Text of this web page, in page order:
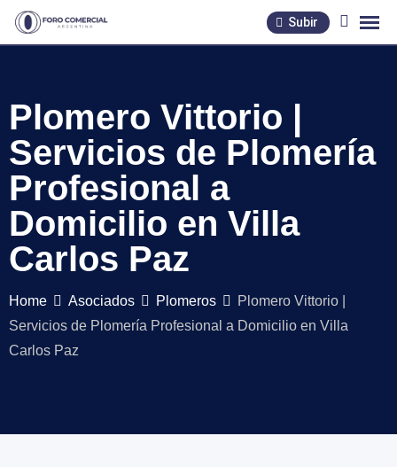
Skip
Subir
Plomero Vittorio |
Servicios de Plomería
Profesional a
Domicilio en Villa
Carlos Paz
Home Asociados Plomeros
Plomero Vittorio |
Servicios de Plomería Profesional a Domicilio en Villa
Carlos Paz